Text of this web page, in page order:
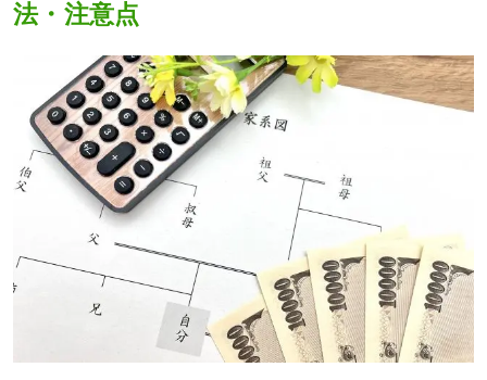
法・注意点